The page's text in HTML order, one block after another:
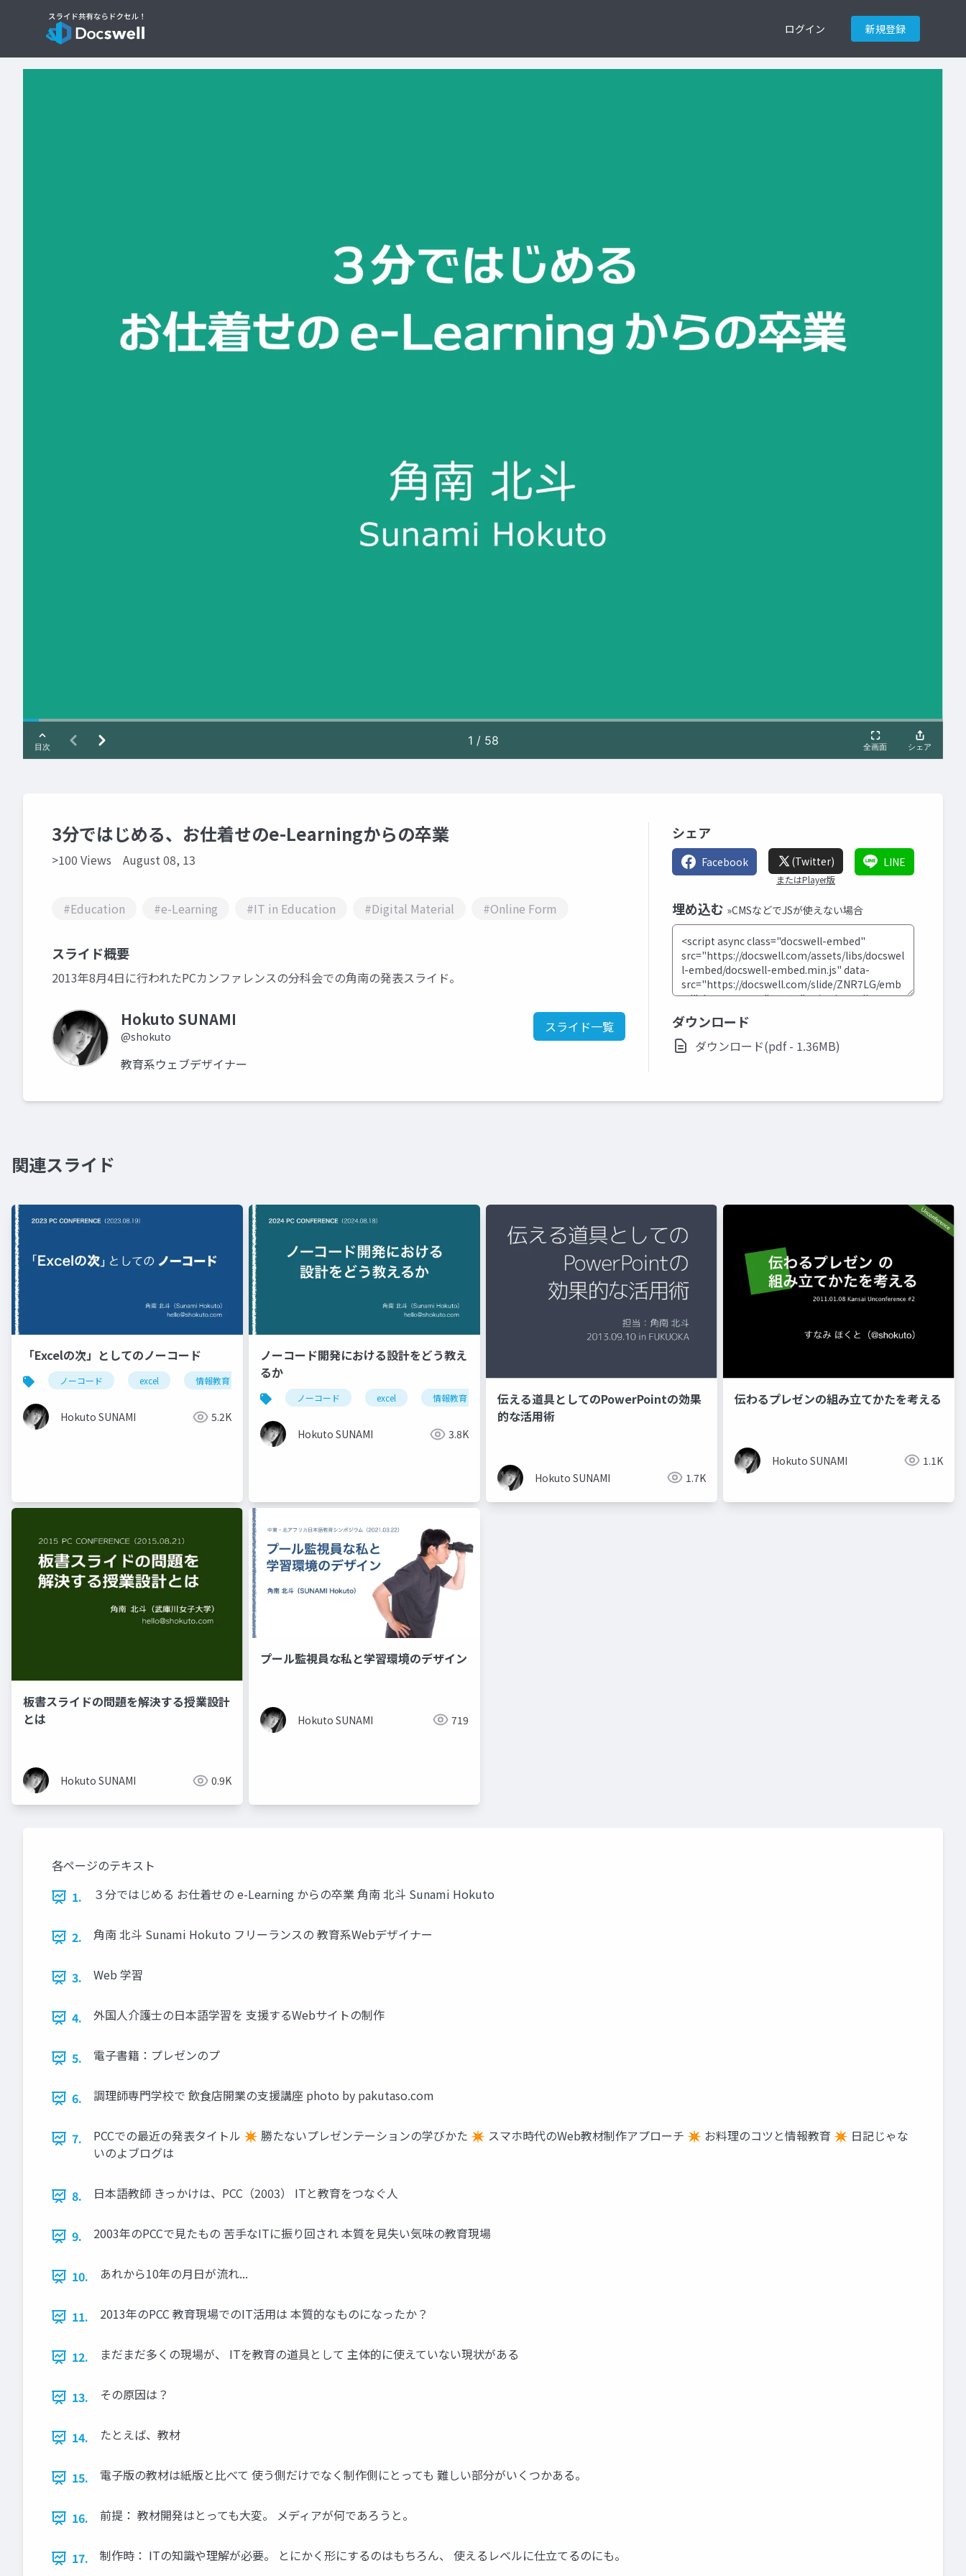
ログイン 新規登録
3分ではじめる、お仕着せのe-Learningからの卒業
>100 Views August 08, 13
#Education #e-Learning #IT in Education #Digital Material #Online Form
スライド概要
2013年8月4日に行われたPCカンファレンスの分科会での角南の発表スライド。
Hokuto SUNAMI
@shokuto
スライド一覧
教育系ウェブデザイナー
シェア
Facebook (Twitter)
またはPlayer版
LINE
埋め込む »CMSなどでJSが使えない場合
ダウンロード
ダウンロード(pdf - 1.36MB)
関連スライド
「Excelの次」としてのノーコード
ノーコード excel 情報教育 appsheet
Hokuto SUNAMI 5.2K
ノーコード開発における設計をどう教え
るか
ノーコード excel 情報教育 appsheet glide
Hokuto SUNAMI 3.8K
伝える道具としてのPowerPointの効果
的な活用術
Hokuto SUNAMI 1.7K
伝わるプレゼンの組み立てかたを考える
Hokuto SUNAMI 1.1K
板書スライドの問題を解決する授業設計
とは
Hokuto SUNAMI 0.9K
プール監視員な私と学習環境のデザイン
Hokuto SUNAMI 719
各ページのテキスト
1.
３分ではじめる お仕着せの e-Learning からの卒業 角南 北斗 Sunami Hokuto
2. 角南 北斗 Sunami Hokuto フリーランスの 教育系Webデザイナー
3. Web 学習
4. 外国人介護士の日本語学習を 支援するWebサイトの制作
5. 電子書籍：プレゼンのプ
6. 調理師専門学校で 飲食店開業の支援講座 photo by pakutaso.com
7.
PCCでの最近の発表タイトル ✴ 勝たないプレゼンテーションの学びかた ✴ スマホ時代のWeb教材制作アプローチ ✴ お料理のコツと情報教育 ✴ 日記じゃな
いのよブログは
8. 日本語教師 きっかけは、PCC（2003） ITと教育をつなぐ人
9. 2003年のPCCで見たもの 苦手なITに振り回され 本質を見失い気味の教育現場
10. あれから10年の月日が流れ...
11. 2013年のPCC 教育現場でのIT活用は 本質的なものになったか？
12. まだまだ多くの現場が、 ITを教育の道具として 主体的に使えていない現状がある
13. その原因は？
14. たとえば、教材
15. 電子版の教材は紙版と比べて 使う側だけでなく制作側にとっても 難しい部分がいくつかある。
16. 前提： 教材開発はとっても大変。 メディアが何であろうと。
17. 制作時： ITの知識や理解が必要。 とにかく形にするのはもちろん、 使えるレベルに仕立てるのにも。